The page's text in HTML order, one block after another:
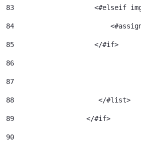
83
<#elseif
84
85
                    </#if>
86
87
88
		       </#list>
89
		    </#if>
90